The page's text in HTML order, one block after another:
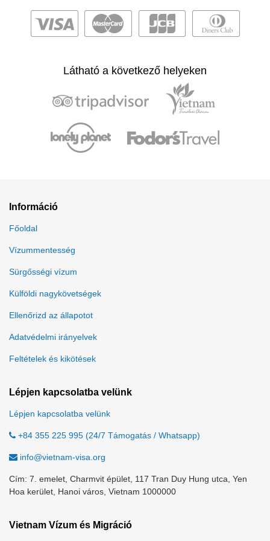
Látható a következő helyeken
Információ
Főoldal
Vízummentesség
Sürgősségi vízum
Külföldi nagykövetségek
Ellenőrizd az állapotot
Adatvédelmi irányelvek
Feltételek és kikötések
Lépjen kapcsolatba velünk
Lépjen kapcsolatba velünk
+84 355 225 995 (24/7 Támogatás / Whatsapp)
info@vietnam-visa.org
Cím: 7. emelet, Charmvit épület, 117 Tran Duy Hung utca, Yen
Hoa kerület, Hanoi város, Vietnam 1000000
Vietnam Vízum és Migráció